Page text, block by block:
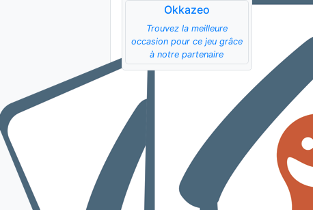
Okkazeo
Trouvez la meilleure
occasion pour ce jeu grâce
à notre partenaire